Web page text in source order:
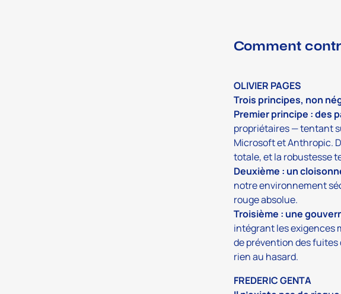
Comment
OLIVIER PAGES
Trois principes, non
Premier principe : des
propriétaires — tentant
Microsoft et Anthropic.
totale, et la robustesse
Deuxième : un
notre environnement
rouge absolue.
Troisième : une
intégrant les exigences
de prévention des
rien au hasard.
FREDERIC GENTA